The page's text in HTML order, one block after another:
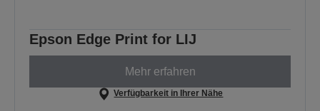
Epson Edge Print for LIJ
Mehr erfahren
Verfügbarkeit in Ihrer Nähe